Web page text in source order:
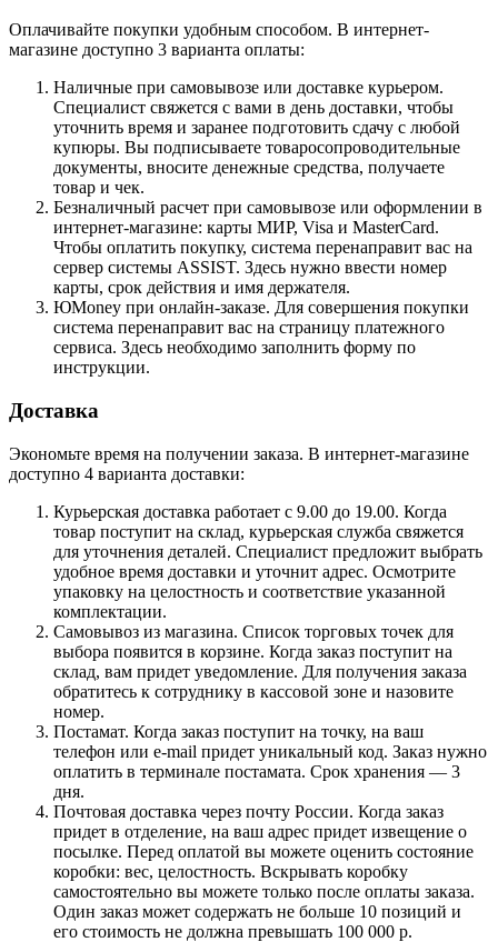
Оплачивайте покупки удобным способом. В интернет-
магазине доступно 3 варианта оплаты:
Наличные при самовывозе или доставке курьером.
Специалист свяжется с вами в день доставки, чтобы
уточнить время и заранее подготовить сдачу с любой
купюры. Вы подписываете товаросопроводительные
документы, вносите денежные средства, получаете
товар и чек.
Безналичный расчет при самовывозе или оформлении в
интернет-магазине: карты МИР, Visa и MasterCard.
Чтобы оплатить покупку, система перенаправит вас на
сервер системы ASSIST. Здесь нужно ввести номер
карты, срок действия и имя держателя.
ЮMoney при онлайн-заказе. Для совершения покупки
система перенаправит вас на страницу платежного
сервиса. Здесь необходимо заполнить форму по
инструкции.
Доставка
Экономьте время на получении заказа. В интернет-магазине
доступно 4 варианта доставки:
Курьерская доставка работает с 9.00 до 19.00. Когда
товар поступит на склад, курьерская служба свяжется
для уточнения деталей. Специалист предложит выбрать
удобное время доставки и уточнит адрес. Осмотрите
упаковку на целостность и соответствие указанной
комплектации.
Самовывоз из магазина. Список торговых точек для
выбора появится в корзине. Когда заказ поступит на
склад, вам придет уведомление. Для получения заказа
обратитесь к сотруднику в кассовой зоне и назовите
номер.
Постамат. Когда заказ поступит на точку, на ваш
телефон или e-mail придет уникальный код. Заказ нужно
оплатить в терминале постамата. Срок хранения — 3
дня.
Почтовая доставка через почту России. Когда заказ
придет в отделение, на ваш адрес придет извещение о
посылке. Перед оплатой вы можете оценить состояние
коробки: вес, целостность. Вскрывать коробку
самостоятельно вы можете только после оплаты заказа.
Один заказ может содержать не больше 10 позиций и
его стоимость не должна превышать 100 000 р.